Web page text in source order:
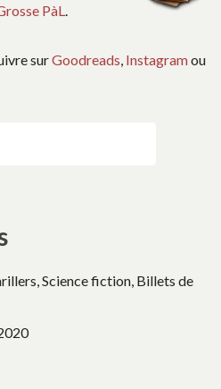
PàL
surGoodreads, Instagramou
Science fiction, Billets de